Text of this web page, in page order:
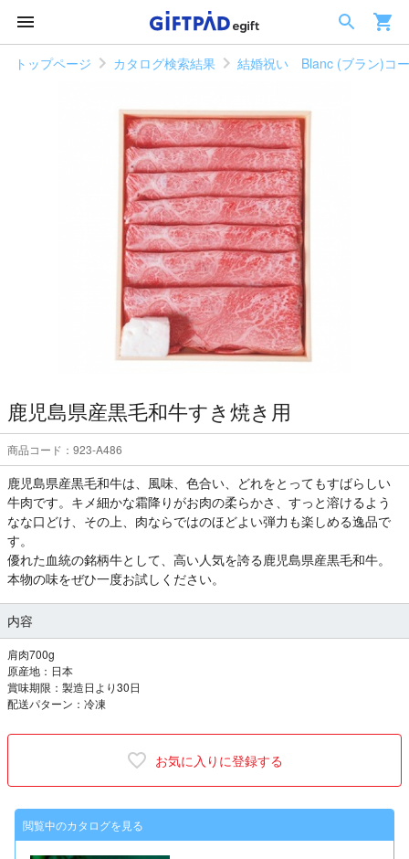
トップページ カタログ検索結果 結婚祝い Blanc (ブラン)コ
鹿児島県産黒毛和牛すき焼き用
商品コード：923-A486
鹿児島県産黒毛和牛は、風味、色合い、どれをとってもすばらしい
牛肉です。キメ細かな霜降りがお肉の柔らかさ、すっと溶けるよう
なな口どけ、その上、肉ならではのほどよい弾力も楽しめる逸品で
す。
優れた血統の銘柄牛として、高い人気を誇る鹿児島県産黒毛和牛。
本物の味をぜひ一度お試しください。
内容
肩肉700g
原産地：日本
賞味期限：製造日より30日
配送パターン：冷凍
お気に入りに登録する
閲覧中のカタログを見る